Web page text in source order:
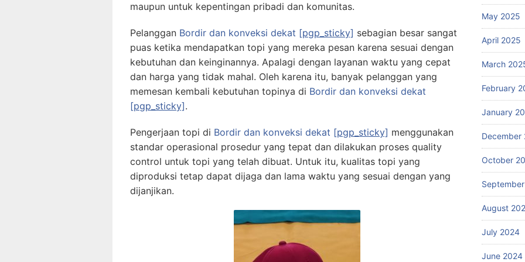
maupun untuk kepentingan pribadi dan komunitas.
Pelanggan Bordir dan konveksi dekat [pgp_sticky] sebagian besar sangat
puas ketika mendapatkan topi yang mereka pesan karena sesuai dengan
kebutuhan dan keinginannya. Apalagi dengan layanan waktu yang cepat
dan harga yang tidak mahal. Oleh karena itu, banyak pelanggan yang
memesan kembali kebutuhan topinya di Bordir dan konveksi dekat
[pgp_sticky].
Pengerjaan topi di Bordir dan konveksi dekat [pgp_sticky] menggunakan
standar operasional prosedur yang tepat dan dilakukan proses quality
control untuk topi yang telah dibuat. Untuk itu, kualitas topi yang
diproduksi tetap dapat dijaga dan lama waktu yang sesuai dengan yang
dijanjikan.
May 2025
April 2025
March
February
January
December
October
August
July 2024
June 2024